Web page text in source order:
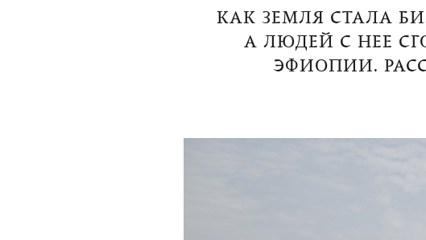
КАК ЗЕМЛЯ СТАЛА
А ЛЮДЕЙ С НЕЕ
ЭФИОПИИ.